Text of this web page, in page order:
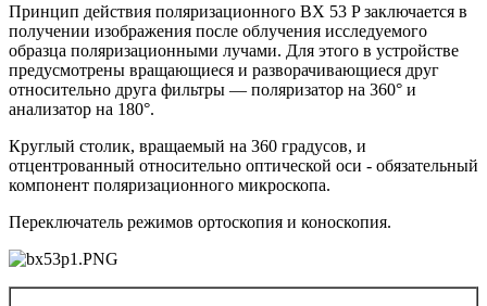
Принцип действия поляризационного BX 53 P заключается в
получении изображения после облучения исследуемого
образца поляризационными лучами. Для этого в устройстве
предусмотрены вращающиеся и разворачивающиеся друг
относительно друга фильтры — поляризатор на 360° и
анализатор на 180°.
Круглый столик, вращаемый на 360 градусов, и
отцентрованный относительно оптической оси - обязательный
компонент поляризационного микроскопа.
Переключатель режимов ортоскопия и коноскопия.